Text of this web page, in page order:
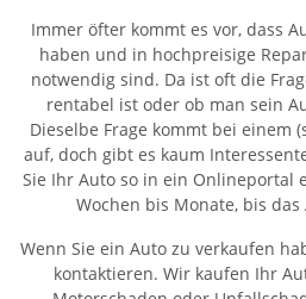
Immer öfter kommt es vor, dass
haben und in hochpreisige
notwendig sind. Da ist oft die
rentabel ist oder ob man sein
Dieselbe Frage kommt bei einem
auf, doch gibt es kaum
Sie Ihr Auto so in ein Onlineportal
Wochen bis Monate, bis
Wenn Sie ein Auto zu verkaufen
kontaktieren. Wir kaufen Ihr